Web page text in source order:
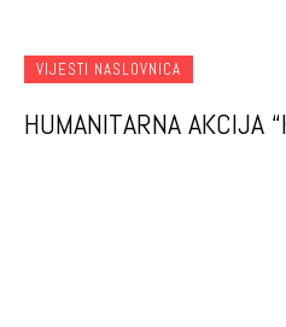
VIJESTI NASLOVNICA
HUMANITARNA AKCIJA